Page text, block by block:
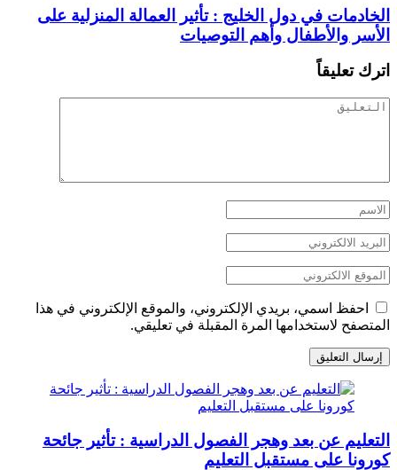
الخادمات في دول الخليج : تأثير العمالة المنزلية على
الأسر والأطفال وأهم التوصيات
اترك تعليقاً
احفظ اسمي، بريدي الإلكتروني، والموقع الإلكتروني في هذا
المتصفح لاستخدامها المرة المقبلة في تعليقي.
التعليم عن بعد وهجر الفصول الدراسية : تأثير جائحة
كورونا على مستقبل التعليم